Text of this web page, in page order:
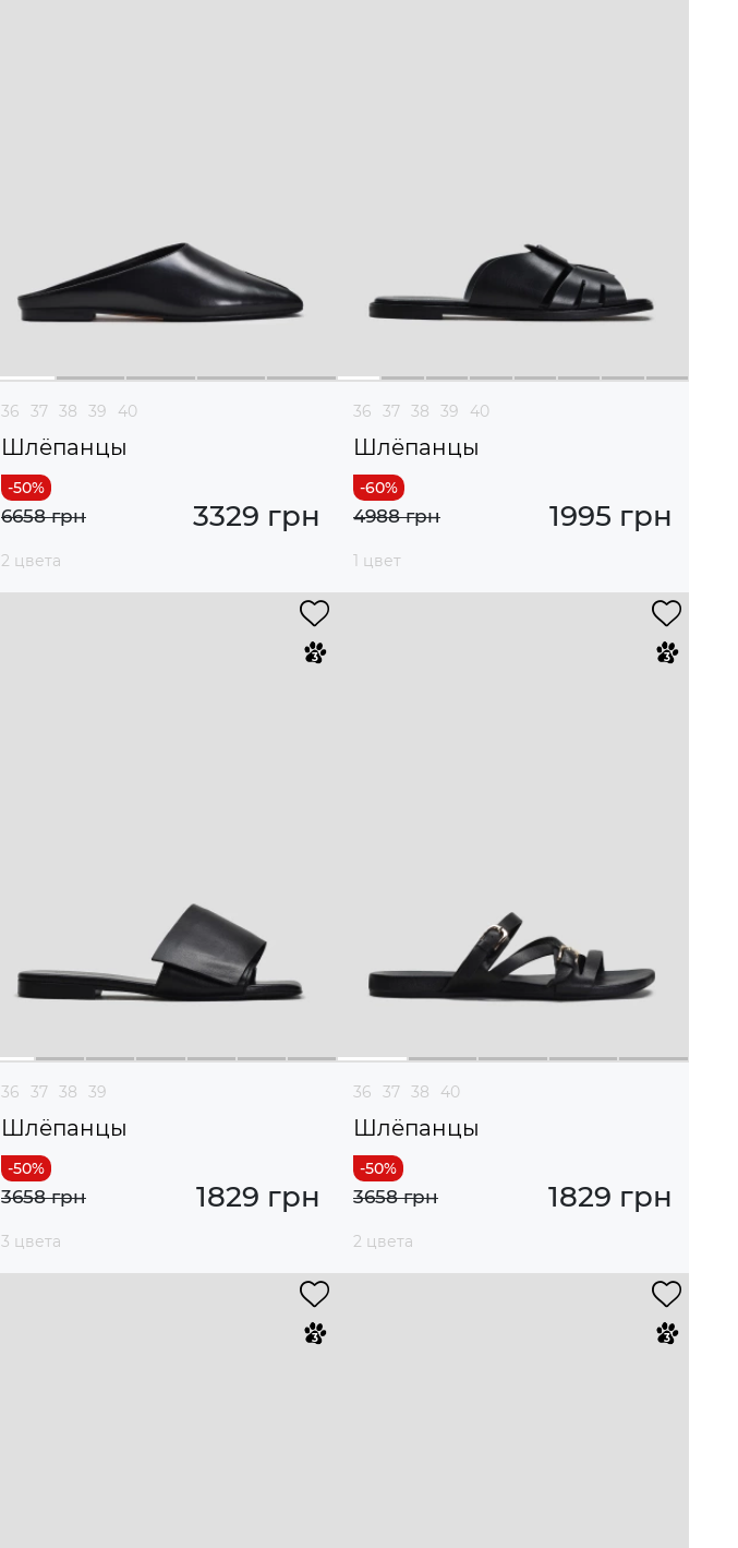
36 37 38 39 40
Шлёпанцы
3329 грн
6658 грн
2 цвета
36 37 38 39 40
Шлёпанцы
1995 грн
4988 грн
1 цвет
36 37 38 39
Шлёпанцы
1829 грн
3658 грн
3 цвета
36 37 38 40
Шлёпанцы
1829 грн
3658 грн
2 цвета